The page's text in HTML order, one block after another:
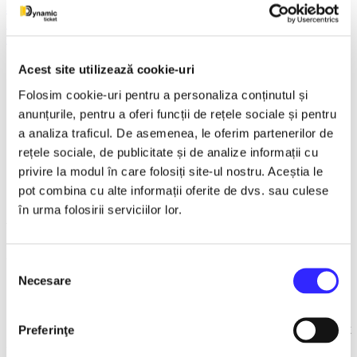
Acest site utilizează cookie-uri
Folosim cookie-uri pentru a personaliza conținutul și
anunțurile, pentru a oferi funcții de rețele sociale și pentru
a analiza traficul. De asemenea, le oferim partenerilor de
rețele sociale, de publicitate și de analize informații cu
privire la modul în care folosiți site-ul nostru. Aceștia le
pot combina cu alte informații oferite de dvs. sau culese
în urma folosirii serviciilor lor.
consimțământului
Necesare
Preferinţe
Sala Palatului
Bucuresti
Detalii eveniment
Magia unei tradiții care a cucerit România de peste două
decenii
ȘTEFAN BĂNICĂ - CONCERT EXTRAORDINAR DE
CRĂCIUN2026
6 decembrie, ora 19 :30, Sala Palatului
În fiecare iarnă,Concertul Extraordinar de Crăciun
Ștefan Bănicăeste mai mult decât un spectacol: este o
Banica se împletesc întro experiență memorabilă.
23 de ani pe scena Sălii Palatului. O
performanță unică a unui artist român,
care a devenit